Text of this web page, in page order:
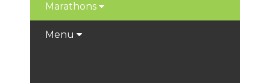
Marathons
Menu